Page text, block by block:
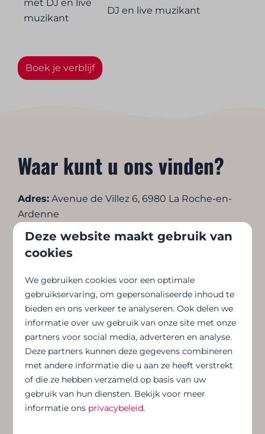
met DJ en live
muzikant
DJ en live muzikant
Boek je verblijf
Waar kunt u ons vinden?
Adres: Avenue de Villez 6, 6980 La Roche-en-
Ardenne
Telefoonnummer:+32(0)84 21 94 46
E-mail:reception.laroche@florealgroup.be
De receptie is elke dag geopend van 8.00 tot 20
uur.
Neem contact met ons op
Onze partners
Deze website maakt gebruik van
cookies
We gebruiken cookies voor een optimale
gebruikservaring, om gepersonaliseerde inhoud te
bieden en ons verkeer te analyseren. Ook delen we
informatie over uw gebruik van onze site met onze
partners voor social media, adverteren en analyse.
Deze partners kunnen deze gegevens combineren
met andere informatie die u aan ze heeft verstrekt
of die ze hebben verzameld op basis van uw
gebruik van hun diensten. Bekijk voor meer
informatie ons privacybeleid.